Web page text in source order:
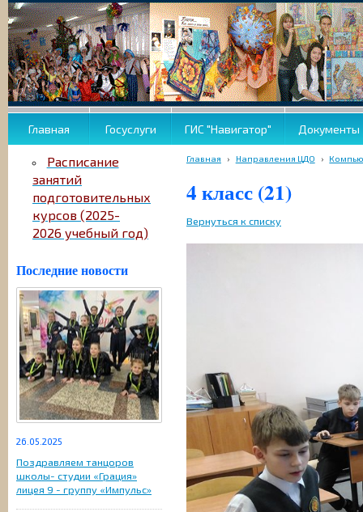
Главная Госуслуги ГИС "Навигатор" Документы
Расписание
занятий
подготовительных
курсов (2025-
2026 учебный год)
Последние новости
26.05.2025
Поздравляем танцоров
школы- студии «Грация»
лицея 9 - группу «Импульс»
Главная › Направления ЦДО ›
4 класс (21)
Вернуться к списку